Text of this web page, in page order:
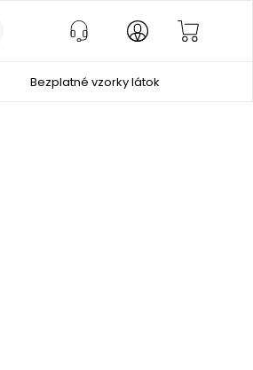
Bezplatné vzorky látok